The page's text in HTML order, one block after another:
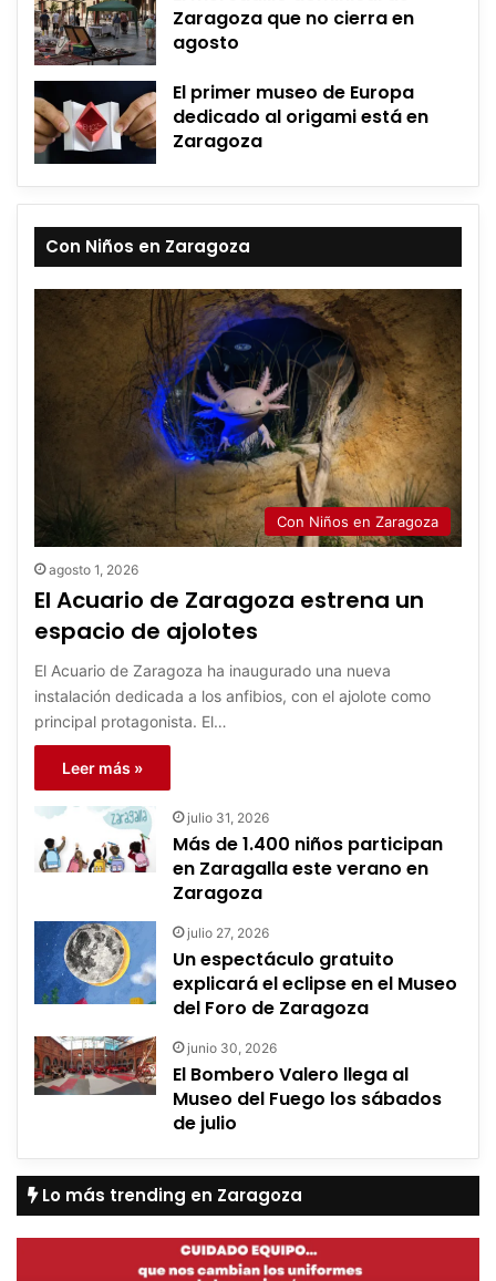
Zaragoza que no cierra en
agosto
El primer museo de Europa
dedicado al origami está en
Zaragoza
Con Niños en Zaragoza
Con Niños en Zaragoza
agosto 1, 2026
El Acuario de Zaragoza estrena un
espacio de ajolotes
El Acuario de Zaragoza ha inaugurado una nueva
instalación dedicada a los anfibios, con el ajolote como
principal protagonista. El…
Leer más »
julio 31, 2026
Más de 1.400 niños participan
en Zaragalla este verano en
Zaragoza
julio 27, 2026
Un espectáculo gratuito
explicará el eclipse en el Museo
del Foro de Zaragoza
junio 30, 2026
El Bombero Valero llega al
Museo del Fuego los sábados
de julio
Lo más trending en Zaragoza